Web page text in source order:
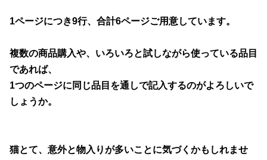
1ページにつき9行、合計6ページご用意しています。
複数の商品購入や、いろいろと試しながら使っている品目
であれば、
1つのページに同じ品目を通しで記入するのがよろしいで
しょうか。
猫とて、意外と物入りが多いことに気づくかもしれませ